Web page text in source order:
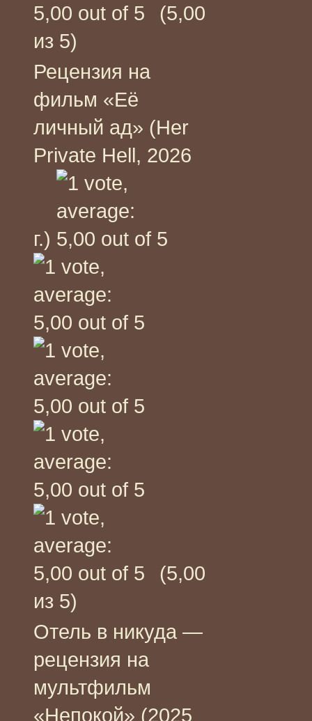
(5,00
из 5)
Рецензия на
фильм «Её
личный ад» (Her
Private Hell, 2026
г.)
(5,00
из 5)
Отель в никуда —
рецензия на
мультфильм
«Непокой» (2025